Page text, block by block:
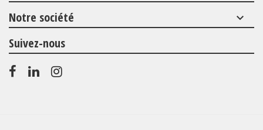
Notre société keyboard_arrow_down
Suivez-nous